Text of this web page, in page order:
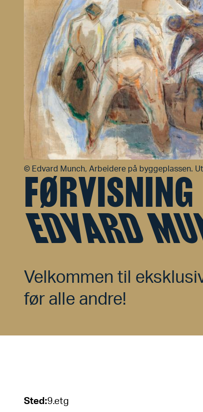
FØRVISNING
EDVARD
Velkommen til
før alle andre!
© Edvard Munch, Arbeidere på byggeplassen.
Sted :9.etg